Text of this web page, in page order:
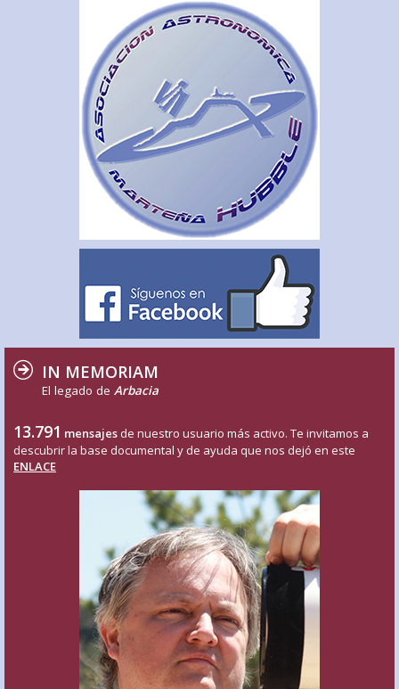
IN MEMORIAM
El legado de Arbacia
13.791 mensajes de nuestro usuario más activo. Te invitamos a
descubrir la base documental y de ayuda que nos dejó en este
ENLACE